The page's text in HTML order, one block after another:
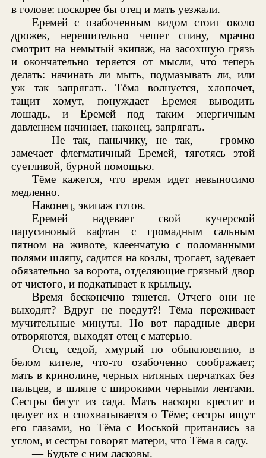
в голове: поскорее бы отец и мать уезжали.
Еремей с озабоченным видом стоит около
дрожек, нерешительно чешет спину, мрачно
смотрит на немытый экипаж, на засохшую грязь
и окончательно теряется от мысли, что́ теперь
делать: начинать ли мыть, подмазывать ли, или
уж так запрягать. Тёма волнуется, хлопочет,
тащит хомут, понуждает Еремея выводить
лошадь, и Еремей под таким энергичным
давлением начинает, наконец, запрягать.
— Не так, панычику, не так, — громко
замечает флегматичный Еремей, тяготясь этой
суетливой, бурной помощью.
Тёме кажется, что время идет невыносимо
медленно.
Наконец, экипаж готов.
Еремей надевает свой кучерской
парусиновый кафтан с громадным сальным
пятном на животе, клеенчатую с поломанными
полями шляпу, садится на козлы, трогает, задевает
обязательно за ворота, отделяющие грязный двор
от чистого, и подкатывает к крыльцу.
Время бесконечно тянется. Отчего они не
выходят? Вдруг не поедут?! Тёма переживает
мучительные минуты. Но вот парадные двери
отворяются, выходят отец с матерью.
Отец, седой, хмурый по обыкновению, в
белом кителе, что-то озабоченно соображает;
мать в кринолине, черных нитяных перчатках без
пальцев, в шляпе с широкими черными лентами.
Сестры бегут из сада. Мать наскоро крестит и
целует их и спохватывается о Тёме; сестры ищут
его глазами, но Тёма с Иоськой притаились за
углом, и сестры говорят матери, что Тёма в саду.
— Будьте с ним ласковы.